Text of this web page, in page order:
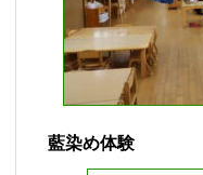
藍染め体験